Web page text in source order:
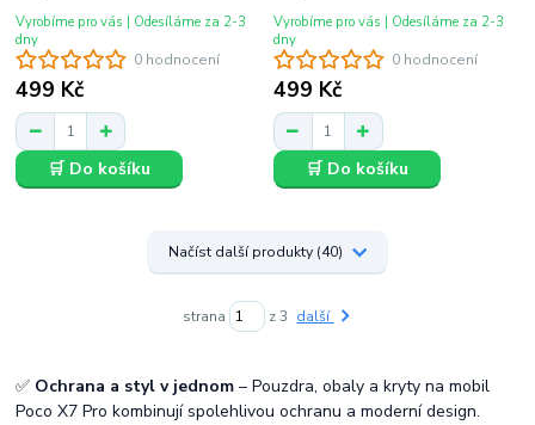
0 hodnocení
499 Kč
Vyrobíme pro vás | Odesíláme za 2-3
dny
🛒 Do košíku
0 hodnocení
499 Kč
Vyrobíme pro vás | Odesíláme za 2-3
dny
🛒 Do košíku
Načíst další produkty (40)
strana z 3 další
✅ Ochrana a styl v jednom – Pouzdra, obaly a kryty na mobil
Poco X7 Pro kombinují spolehlivou ochranu a moderní design.